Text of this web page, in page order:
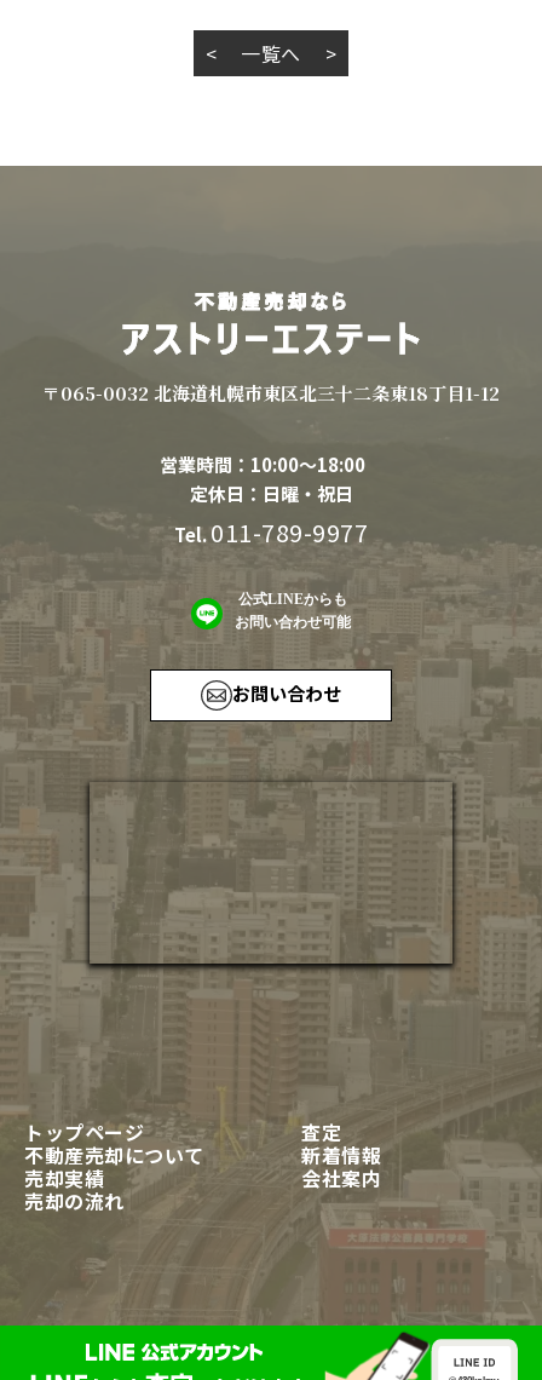
< 一覧へ >
〒065-0032 北海道札幌市東区北三十二条東18丁目1-12
営業時間：10:00〜18:00
定休日：日曜・祝日
Tel.011-789-9977
公式LINEからも
お問い合わせ可能
お問い合わせ
トップページ 査定
不動産売却について 新着情報
売却実績 会社案内
売却の流れ